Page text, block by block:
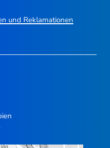
und Reklamationen